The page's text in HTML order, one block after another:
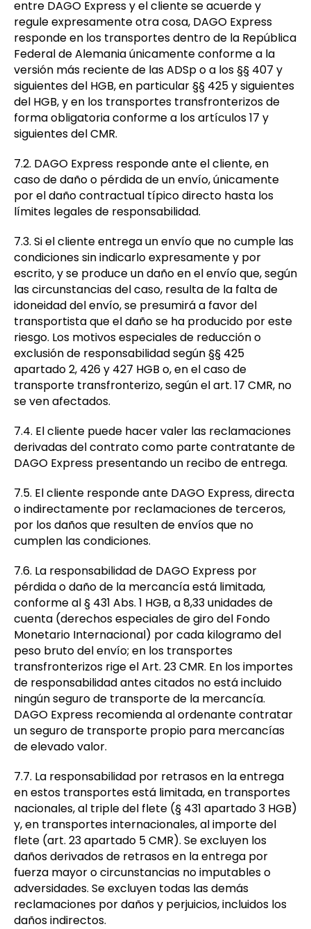
entre DAGO Express y el cliente se acuerde y
regule expresamente otra cosa, DAGO Express
responde en los transportes dentro de la República
Federal de Alemania únicamente conforme a la
versión más reciente de las ADSp o a los §§ 407 y
siguientes del HGB, en particular §§ 425 y siguientes
del HGB, y en los transportes transfronterizos de
forma obligatoria conforme a los artículos 17 y
siguientes del CMR.
7.2. DAGO Express responde ante el cliente, en
caso de daño o pérdida de un envío, únicamente
por el daño contractual típico directo hasta los
límites legales de responsabilidad.
7.3. Si el cliente entrega un envío que no cumple las
condiciones sin indicarlo expresamente y por
escrito, y se produce un daño en el envío que, según
las circunstancias del caso, resulta de la falta de
idoneidad del envío, se presumirá a favor del
transportista que el daño se ha producido por este
riesgo. Los motivos especiales de reducción o
exclusión de responsabilidad según §§ 425
apartado 2, 426 y 427 HGB o, en el caso de
transporte transfronterizo, según el art. 17 CMR, no
se ven afectados.
7.4. El cliente puede hacer valer las reclamaciones
derivadas del contrato como parte contratante de
DAGO Express presentando un recibo de entrega.
7.5. El cliente responde ante DAGO Express, directa
o indirectamente por reclamaciones de terceros,
por los daños que resulten de envíos que no
cumplen las condiciones.
7.6. La responsabilidad de DAGO Express por
pérdida o daño de la mercancía está limitada,
conforme al § 431 Abs. 1 HGB, a 8,33 unidades de
cuenta (derechos especiales de giro del Fondo
Monetario Internacional) por cada kilogramo del
peso bruto del envío; en los transportes
transfronterizos rige el Art. 23 CMR. En los importes
de responsabilidad antes citados no está incluido
ningún seguro de transporte de la mercancía.
DAGO Express recomienda al ordenante contratar
un seguro de transporte propio para mercancías
de elevado valor.
7.7. La responsabilidad por retrasos en la entrega
en estos transportes está limitada, en transportes
nacionales, al triple del flete (§ 431 apartado 3 HGB)
y, en transportes internacionales, al importe del
flete (art. 23 apartado 5 CMR). Se excluyen los
daños derivados de retrasos en la entrega por
fuerza mayor o circunstancias no imputables o
adversidades. Se excluyen todas las demás
reclamaciones por daños y perjuicios, incluidos los
daños indirectos.